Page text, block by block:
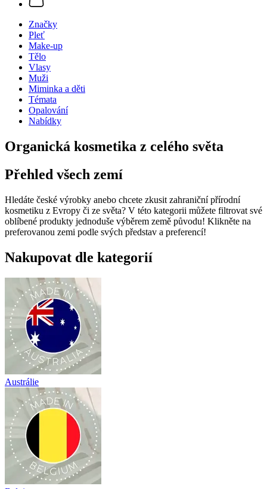
Značky
Pleť
Make-up
Tělo
Vlasy
Muži
Miminka a děti
Témata
Opalování
Nabídky
Organická kosmetika z celého světa
Přehled všech zemí
Hledáte české výrobky anebo chcete zkusit zahraniční přírodní
kosmetiku z Evropy či ze světa? V této kategorii můžete filtrovat své
oblíbené produkty jednoduše výběrem země původu! Klikněte na
preferovanou zemi podle svých představ a preferencí!
Nakupovat dle kategorií
Austrálie